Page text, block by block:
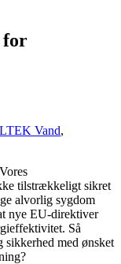
for
Vand,
tilstrækkeligt sikret
alvorlig sygdom
nye EU-direktiver
Så
sikkerhed med ønsket